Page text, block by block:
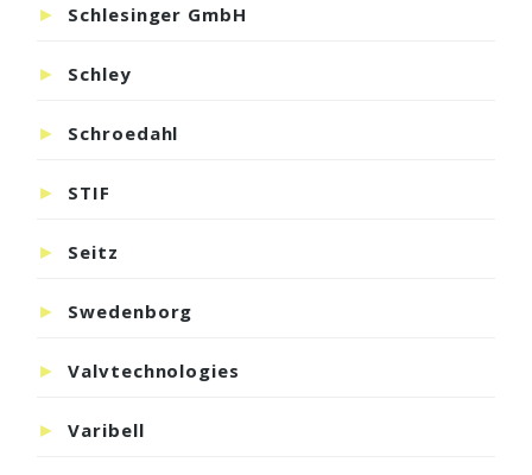
Schlesinger GmbH
Schley
Schroedahl
STIF
Seitz
Swedenborg
Valvtechnologies
Varibell